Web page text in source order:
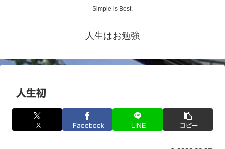
Simple is Best.
人生はお勉強
人生初
X Facebook LINE コピー